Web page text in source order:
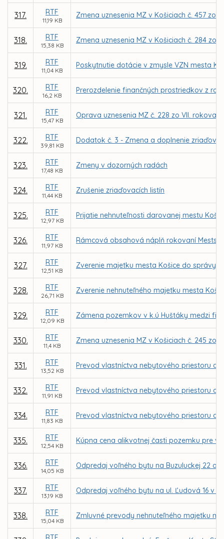
317. RTF
11,19 KB
Zmena uznesenia MZ v Košiciach č. 457 zo
318. RTF
15,38 KB
Zmena uznesenia MZ v Košiciach č. 284 zo
319. RTF
11,04 KB
Poskytnutie dotácie v zmysle VZN mesta
320. RTF
16,2 KB
Prerozdelenie finančných prostriedkov z
321. RTF
15,47 KB
Oprava uznesenia MZ č. 228 zo VII.
322. RTF
39,81 KB
Dodatok č. 3 - Zmena a doplnenie
323. RTF
17,48 KB
Zmeny v dozorných radách
324. RTF
11,44 KB
Zrušenie zriaďovacích listín
325. RTF
12,97 KB
Prijatie nehnuteľnosti darovanej mestu
326. RTF
11,97 KB
Rámcová obsahová náplň rokovaní
327. RTF
12,51 KB
Zverenie majetku mesta Košice do správy
328. RTF
26,71 KB
Zverenie nehnuteľného majetku mesta
329. RTF
12,09 KB
Zámena pozemkov v k.ú Huštáky medzi
330. RTF
11,4 KB
Zmena uznesenia MZ v Košiciach č. 245 zo
331. RTF
13,52 KB
Prevod vlastníctva nebytového priestoru a
332. RTF
11,91 KB
Prevod vlastníctva nebytového priestoru a
334. RTF
11,83 KB
Prevod vlastníctva nebytového priestoru a
335. RTF
12,54 KB
Kúpna cena alikvotnej časti pozemku pre
336. RTF
14,05 KB
Odpredaj voľného bytu na Buzuluckej 22 a
337. RTF
13,19 KB
Odpredaj voľného bytu na ul. Ľudová 16 v
338. RTF
15,04 KB
Zmluvné prevody nehnuteľného majetku